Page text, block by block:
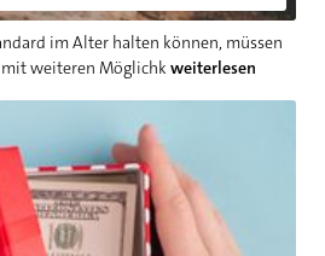
im Alter halten können, müssen
mit weiteren Möglichk weiterlesen